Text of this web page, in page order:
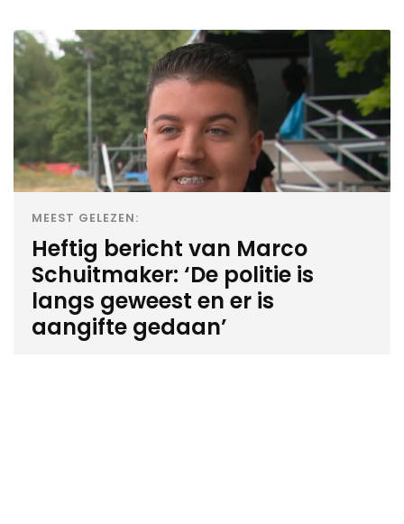
MEEST GELEZEN:
Heftig bericht van Marco
Schuitmaker: ‘De politie is
langs geweest en er is
aangifte gedaan’